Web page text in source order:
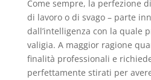
Come sempre, la perfezione
di lavoro o di svago – parte
dall’intelligenza con la quale
valigia. A maggior ragione
finalità professionali e
perfettamente stirati per